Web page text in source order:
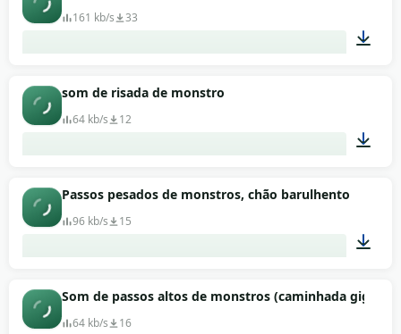
161 kb/s 33
som de risada de monstro
64 kb/s 12
00:16
Passos pesados de monstros, chão barulhento
96 kb/s 15
00:09
Som de passos altos de monstros (caminhada gigante)
64 kb/s 16